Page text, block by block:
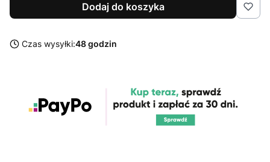
Dodaj do koszyka
Czas wysyłki:48 godzin